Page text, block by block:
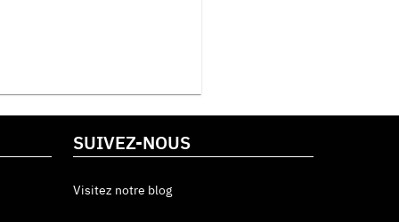
SUIVEZ-NOUS
Visitez notre blog